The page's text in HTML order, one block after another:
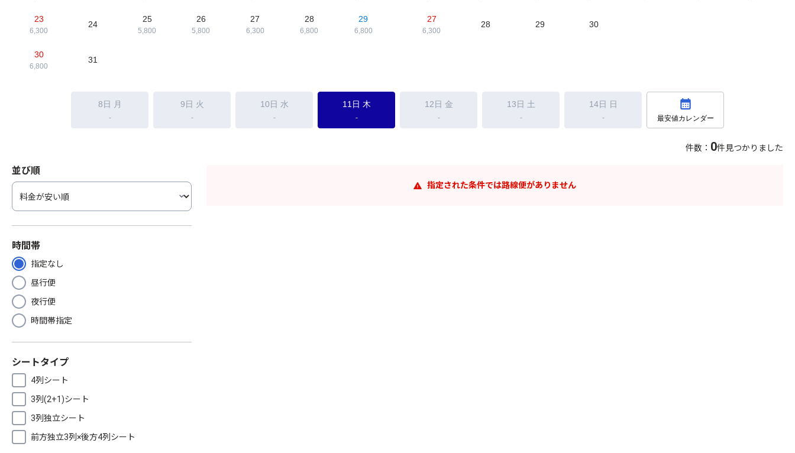
23
6,300
24
25
5,800
26
5,800
27
6,300
28
6,800
29
6,800
30
6,800
31
27
6,300
28 29 30
8日 月
-
9日 火
-
10日 水
-
11日 木
-
12日 金
-
13日 土
-
14日 日
- 最安値カレンダー
件数： 0件見つかりました
並び順
時間帯
指定なし
昼行便
夜行便
時間帯指定
シートタイプ
4列シート
3列(2+1)シート
3列独立シート
前方独立3列×後方4列シート
指定された条件では路線便がありません